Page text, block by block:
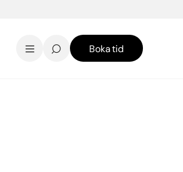
KontaktEnglish
Boka tid